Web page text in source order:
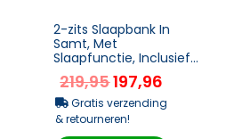
2-zits Slaapbank In
Samt, Met
Slaapfunctie, Inclusief
2 Kussens, Samtlook,
Natuur + Beige + Zwart
219,95197,96
Gratis verzending
& retourneren!